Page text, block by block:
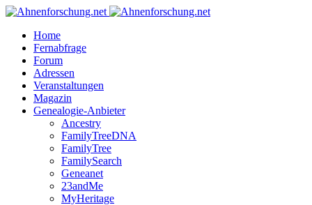
Home
Fernabfrage
Forum
Adressen
Veranstaltungen
Magazin
Genealogie-Anbieter
Ancestry
FamilyTreeDNA
FamilyTree
FamilySearch
Geneanet
23andMe
MyHeritage